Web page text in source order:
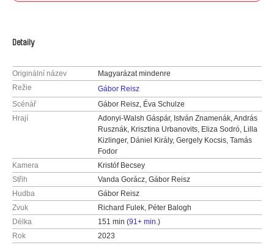
Detaily
Originální název
Magyarázat mindenre
Režie
Gábor Reisz
Scénář
Gábor Reisz, Éva Schulze
Hrají
Adonyi-Walsh Gáspár, István Znamenák, András
Rusznák, Krisztina Urbanovits, Eliza Sodró, Lilla
Kizlinger, Dániel Király, Gergely Kocsis, Tamás
Fodor
Kamera
Kristóf Becsey
Střih
Vanda Gorácz, Gábor Reisz
Hudba
Gábor Reisz
Zvuk
Richard Fulek, Péter Balogh
Délka
151 min (91+ min.)
Rok
2023